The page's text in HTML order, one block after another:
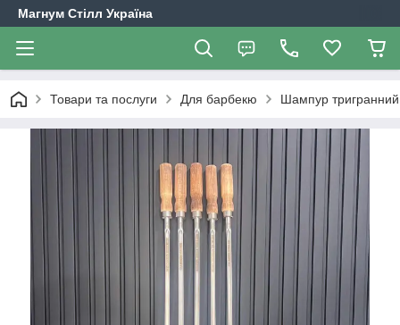
Магнум Стілл Україна
Товари та послуги Для барбекю Шампур